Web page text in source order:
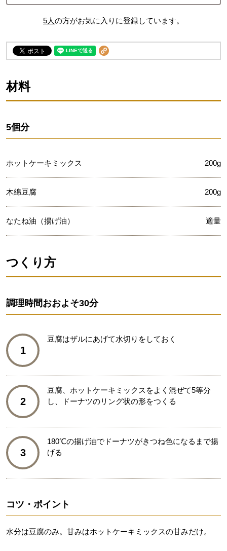
5人の方がお気に入りに登録しています。
材料
5個分
ホットケーキミックス 200g
木綿豆腐 200g
なたね油（揚げ油） 適量
つくり方
調理時間おおよそ30分
1
豆腐はザルにあげて水切りをしておく
2
豆腐、ホットケーキミックスをよく混ぜて5等分
し、ドーナツのリング状の形をつくる
3
180℃の揚げ油でドーナツがきつね色になるまで揚
げる
コツ・ポイント
水分は豆腐のみ。甘みはホットケーキミックスの甘みだけ。